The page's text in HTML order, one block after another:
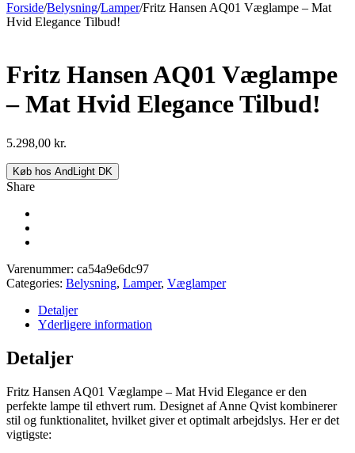
Forside/Belysning/Lamper/Fritz Hansen AQ01 Væglampe – Mat
Hvid Elegance Tilbud!
Fritz Hansen AQ01 Væglampe
– Mat Hvid Elegance Tilbud!
5.298,00 kr.
Køb hos AndLight DK
Share
Varenummer: ca54a9e6dc97
Categories: Belysning, Lamper, Væglamper
Detaljer
Yderligere information
Detaljer
Fritz Hansen AQ01 Væglampe – Mat Hvid Elegance er den
perfekte lampe til ethvert rum. Designet af Anne Qvist kombinerer
stil og funktionalitet, hvilket giver et optimalt arbejdslys. Her er det
vigtigste: